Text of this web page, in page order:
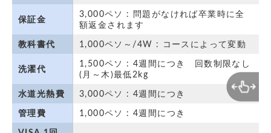
保証金
3,000ペソ : 問題がなければ卒業時に全
額返金されます
教科書代 1,000ペソ～/4W : コースによって変動
洗濯代
1,500ペソ : 4週間につき　回数制限なし
(月～木)最低2kg
水道光熱費 3,000ペソ : 4週間につき
管理費 1,000ペソ : 4週間につき